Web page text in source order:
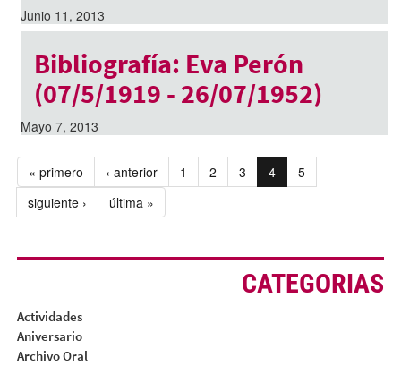
Junio 11, 2013
Bibliografía: Eva Perón
(07/5/1919 - 26/07/1952)
Mayo 7, 2013
« primero ‹ anterior 1 2 3 4
5
siguiente ›
última »
CATEGORIAS
Actividades
Aniversario
Archivo Oral